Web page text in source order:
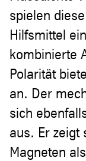
spielen
Hilfsmittel
kombinierte
Polarität
an. Der
sich
aus. Er zeigt
Magneten